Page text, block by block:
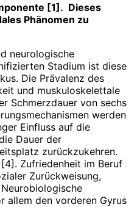
[1]. Dieses
Phänomen zu
neurologische
Stadium ist diese
Die Prävalenz des
und muskuloskelettale
Schmerzdauer von sechs
werden
Einfluss auf die
Dauer der
zurückzukehren.
Zufriedenheit im Beruf
Zurückweisung,
allem den vorderen Gyrus